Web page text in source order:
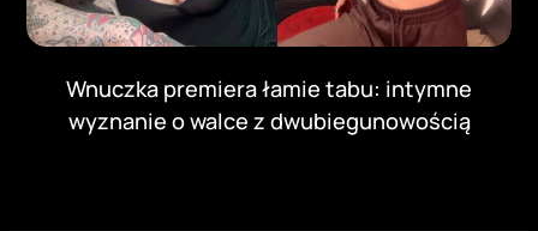
Wnuczka premiera łamie tabu: intymne
wyznanie o walce z dwubiegunowością